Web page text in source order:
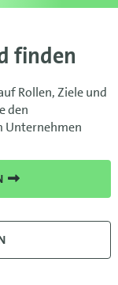
finden
Rollen, Ziele und
den
Unternehmen